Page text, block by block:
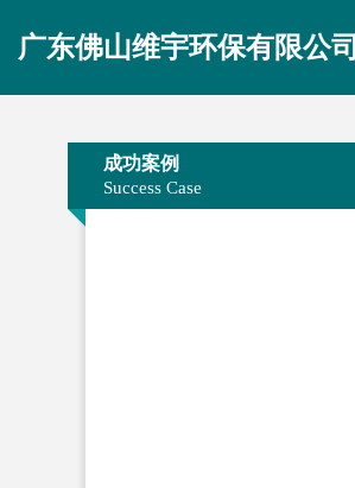
广东佛山维宇环保有限公司
成功案例
Success Case